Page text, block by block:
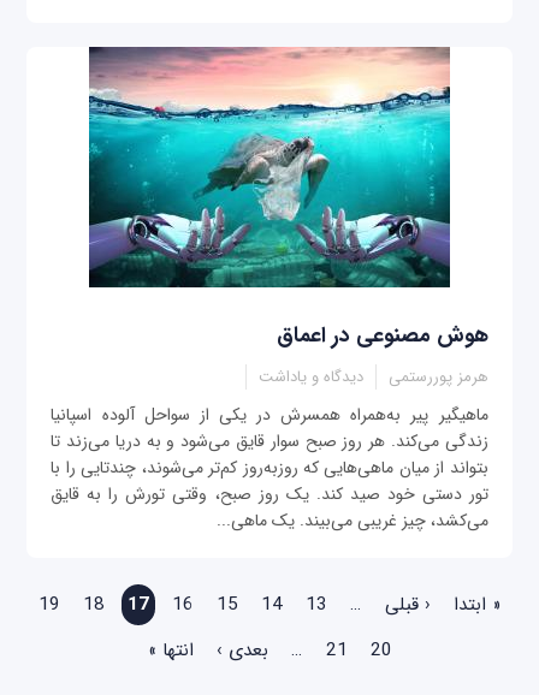
هوش مصنوعی در اعماق
هرمز پوررستمی دیدگاه و یاداشت
ماهیگیر پیر به‌همراه همسرش در یکی از سواحل آلوده اسپانیا
زندگی می‌کند. هر روز صبح سوار قایق می‌شود و به دریا می‌زند تا
بتواند از میان ماهی‌هایی که روزبه‌روز کم‌تر می‌شوند، چندتایی را با
تور دستی خود صید کند. یک روز صبح، وقتی تورش را به قایق
می‌کشد، چیز غریبی می‌بیند. یک ماهی...
صفحه‌ها
« ابتدا ‹ قبلی …
13
14
15
16
17
18
19
20
21
… بعدی › انتها »